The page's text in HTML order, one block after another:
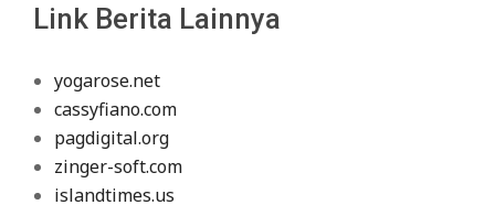
Link Berita Lainnya
yogarose.net
cassyfiano.com
pagdigital.org
zinger-soft.com
islandtimes.us